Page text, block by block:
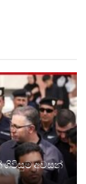
ගිවිසුම අවසන්